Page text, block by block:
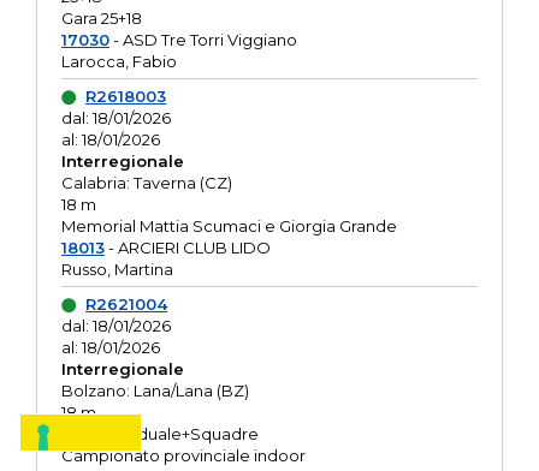
Gara 25+18
17030- ASD Tre Torri Viggiano
Larocca, Fabio
R2618003
dal: 18/01/2026
al: 18/01/2026
Interregionale
Calabria: Taverna (CZ)
18 m
Memorial Mattia Scumaci e Giorgia Grande
18013- ARCIERI CLUB LIDO
Russo, Martina
R2621004
dal: 18/01/2026
al: 18/01/2026
Interregionale
Bolzano: Lana/Lana (BZ)
18 m
O.R. Individuale+Squadre
Campionato provinciale indoor